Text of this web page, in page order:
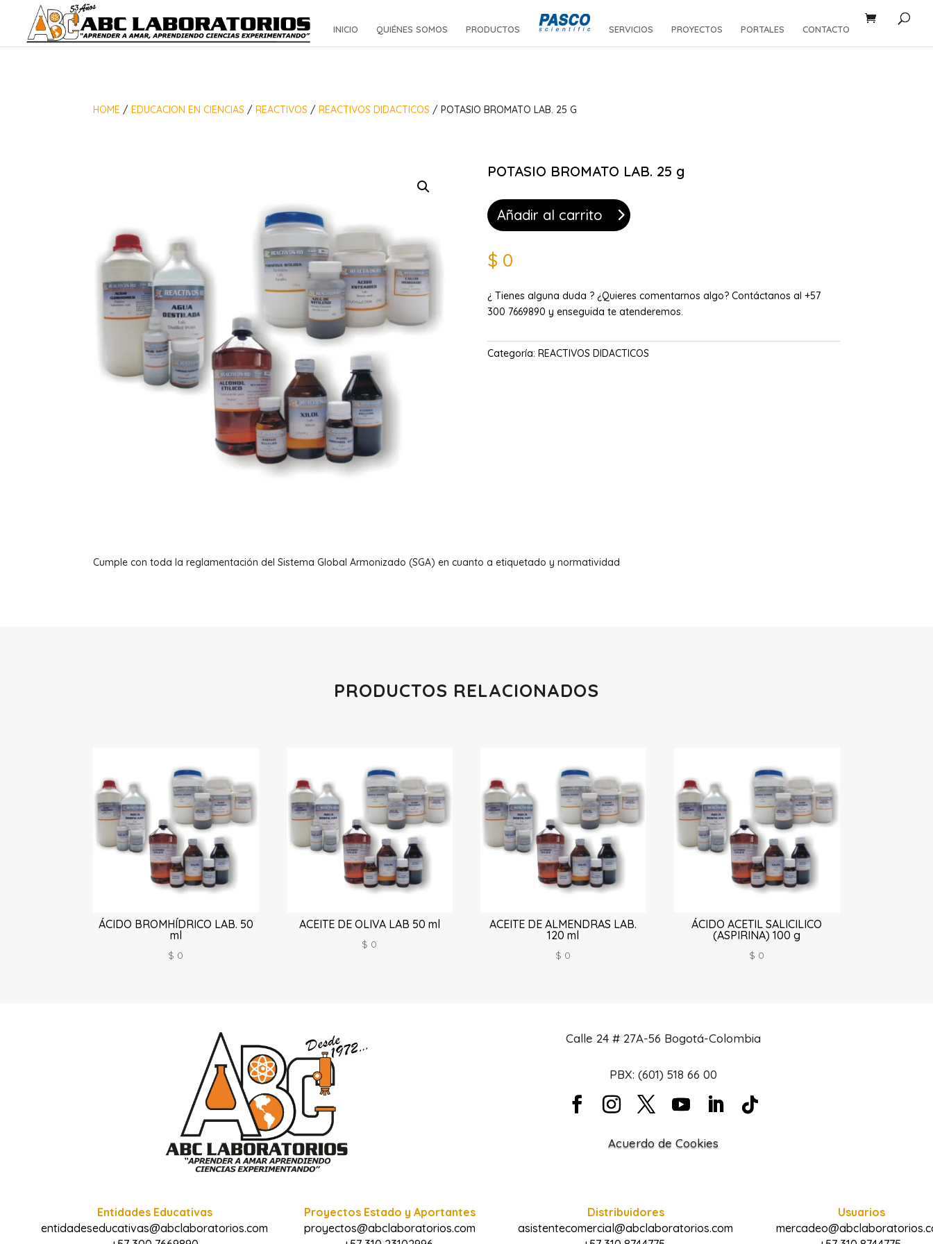
INICIO QUIÉNES SOMOS PRODUCTOS SERVICIOS PROYECTOS PORTALES CONTACTO
HOME /EDUCACION EN CIENCIAS /REACTIVOS /REACTIVOS DIDACTICOS / POTASIO BROMATO LAB. 25 G
POTASIO BROMATO LAB. 25 g
Añadir al carrito
$ 0
¿ Tienes alguna duda ? ¿Quieres comentarnos algo? Contáctanos al +57
300 7669890 y enseguida te atenderemos.
Categoría: REACTIVOS DIDACTICOS
Cumple con toda la reglamentación del Sistema Global Armonizado (SGA) en cuanto a etiquetado y normatividad
PRODUCTOS RELACIONADOS
ÁCIDO BROMHÍDRICO LAB. 50
ml
$ 0
ACEITE DE OLIVA LAB 50 ml
$ 0
ACEITE DE ALMENDRAS LAB.
120 ml
$ 0
ÁCIDO ACETIL SALICILICO
(ASPIRINA) 100 g
$ 0
Calle 24 # 27A-56 Bogotá-Colombia
PBX: (601) 518 66 00
Acuerdo de Cookies
Entidades Educativas
entidadeseducativas@abclaboratorios.com
Proyectos Estado y Aportantes
proyectos@abclaboratorios.com
Distribuidores
asistentecomercial@abclaboratorios.com
Usuarios